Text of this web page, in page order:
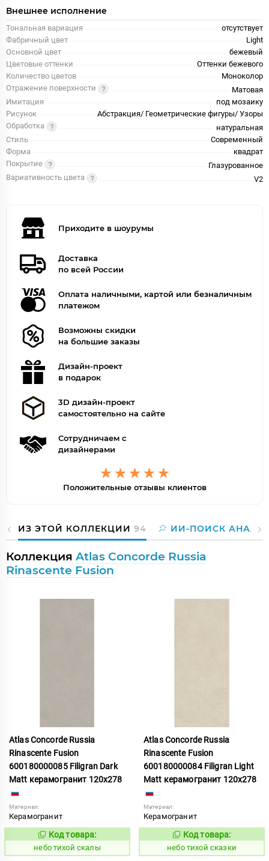
Внешнее исполнение
Тональная вариация
отсутствует
Фабричный цвет
Light
Основной цвет
бежевый
Цветовые оттенки
Оттенки бежевого
Количество цветов
Моноколор
Отражение поверхности
Матовая
Имитация
под мозаику
Рисунок
Абстракция/ Геометрические фигуры/ Узоры
Обработка
натуральная
Стиль
Современный
Форма
квадрат
Покрытие
Глазурованное
Вариативность цвета
V2
Приходите в шоурумы
Доставка
по всей России
Оплата наличными, картой или безналичным
платежом
Возможны скидки
на большие заказы
Дизайн-проект
в подарок
3D дизайн-проект
самостоятельно на сайте
Сотрудничаем с
дизайнерами
Положительные отзывы клиентов
ИЗ ЭТОЙ КОЛЛЕКЦИИ 94 ИИ-ПОИСК
Коллекция Atlas Concorde Russia
Rinascente Fusion
Atlas Concorde Russia
Rinascente Fusion
600180000085 Filigran Dark
Matt керамогранит 120x278
Материал:
Керамогранит
1122091
Код товара:
небо тихой скалы
Atlas Concorde Russia
Rinascente Fusion
600180000084 Filigran Light
Matt керамогранит 120x278
Материал:
Керамогранит
1122090
Код товара:
небо тихой сказки